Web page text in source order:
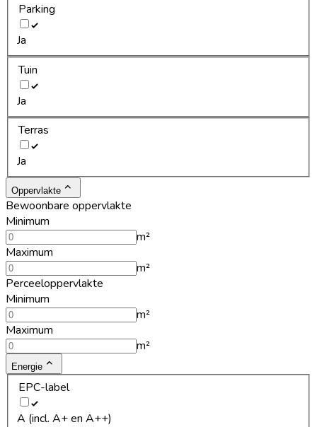
Parking
Ja
Tuin
Ja
Terras
Ja
Oppervlakte
Bewoonbare oppervlakte
Minimum
m²
Maximum
m²
Perceeloppervlakte
Minimum
m²
Maximum
m²
Energie
EPC-label
A (incl. A+ en A++)